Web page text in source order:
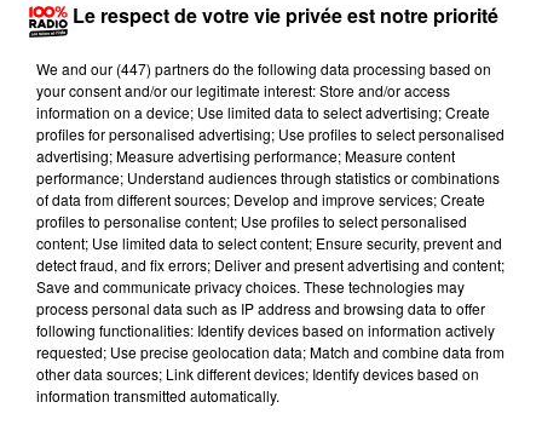
Lecture (1 min 14 sec)
100%
100% Radio l'agenda du Tarn et Garonne
Le respect de votre vie privée est notre priorité
We and our (447) partnersdo the following data processing based on
your consent and/or our legitimate interest: Store and/or access
information on a device; Use limited data to select advertising; Create
profiles for personalised advertising; Use profiles to select personalised
advertising; Measure advertising performance; Measure content
performance; Understand audiences through statistics or combinations
of data from different sources; Develop and improve services; Create
profiles to personalise content; Use profiles to select personalised
content; Use limited data to select content; Ensure security, prevent and
detect fraud, and fix errors; Deliver and present advertising and content;
Save and communicate privacy choices. These technologies may
process personal data such as IP address and browsing data to offer
following functionalities: Identify devices based on information actively
requested; Use precise geolocation data; Match and combine data from
other data sources; Link different devices; Identify devices based on
information transmitted automatically.